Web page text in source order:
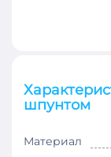
шпунтом
Материал